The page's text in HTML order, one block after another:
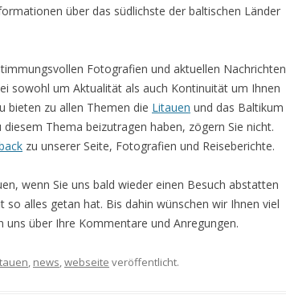
über das südlichste der baltischen Länder
Fotografien und aktuellen Nachrichten
sowohl um Aktualität als auch Kontinuität um Ihnen
bieten zu allen Themen die Litauen und das Baltikum
Thema beizutragen haben, zögern Sie nicht.
zu unserer Seite, Fotografien und Reiseberichte.
wenn Sie uns bald wieder einen Besuch abstatten
so alles getan hat. Bis dahin wünschen wir Ihnen viel
uns über Ihre Kommentare und Anregungen.
, news,webseite veröffentlicht.